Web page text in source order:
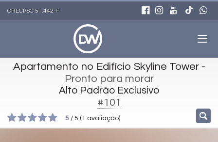
CRECI/SC 51.442-F
Apartamento no Edifício Skyline Tower-
Pronto para morar
Alto Padrão Exclusivo
#101
5 / 5 ( 1 avaliação)